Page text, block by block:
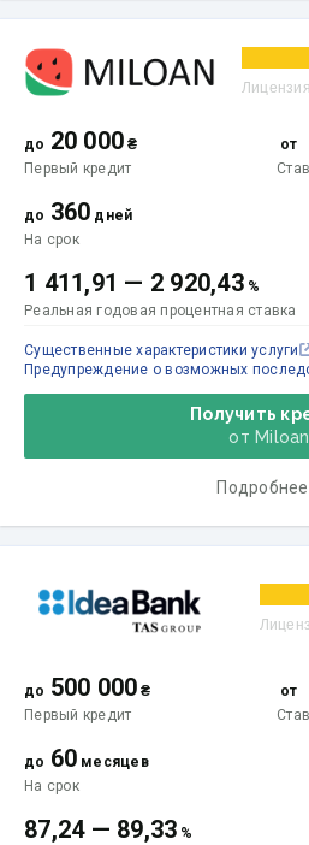
до 20 000 ₴
Первый кредит
от
до 360 дней
На срок
1 411,91 — 2 920,43 %
Реальная годовая процентная ставка
Получить
от Miloan
Подробнее
Существенные характеристики услуги
Предупреждение о возможных
до 500 000 ₴
Первый кредит
от
до 60 месяцев
На срок
87,24— 89,33 %